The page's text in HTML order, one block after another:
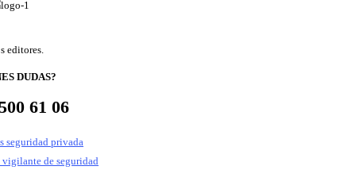
editores.
DUDAS?
61 06
seguridad privada
de seguridad